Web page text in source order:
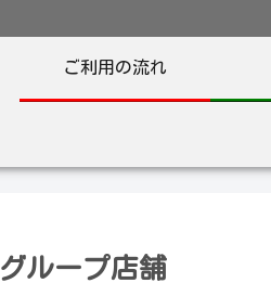
ご利用の流れ
グループ店舗